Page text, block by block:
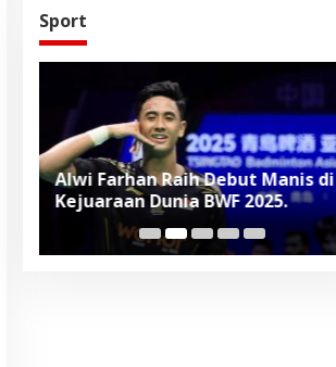
Sport
Alwi Farhan Raih Debut Manis di
Kejuaraan Dunia BWF 2025.